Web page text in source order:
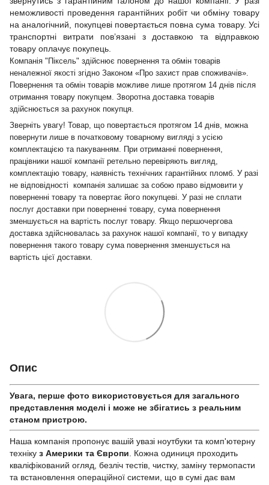
неможливості проведення гарантійних робіт чи обміну товару
на аналогічний, покупцеві повертається повна сума товару. Усі
транспортні витрати пов’язані з доставкою та відправкою
товару оплачує покупець.
Компанія "Піксель" здійснює повернення та обмін товарів
неналежної якості згідно Законом «Про захист прав споживачів».
Повернення та обмін товарів можливе лише протягом 14 днів після
отримання товару покупцем. Зворотна доставка товарів
здійснюється за рахунок покупця.
Зверніть увагу! Товар, що повертається протягом 14 днів, можна
повернути лише в початковому товарному вигляді з усією
комплектацією та пакуванням. При отриманні повернення,
працівники нашої компанії ретельно перевіряють вигляд,
комплектацію товару, наявність технічних гарантійних пломб. У разі
не відповідності компанія залишає за собою право відмовити у
поверненні товару та повертає його покупцеві. У разі не сплати
послуг доставки при поверненні товару, сума повернення
зменшується на вартість послуг товару. Якщо першочергова
доставка здійснювалась за рахунок нашої компанії, то у випадку
повернення такого товару сума повернення зменшується на
вартість цієї доставки.
Опис
Увага, перше фото використовується для загального
представлення моделі і може не збігатись з реальним
станом приcтрою.
Наша компанія пропонує вашій увазі ноутбуки та комп'ютерну
техніку з Америки та Європи . Кожна одиниця проходить
кваліфікований огляд, безліч тестів, чистку, заміну термопасти
та встановлення операційної системи, що в сумі дає вам